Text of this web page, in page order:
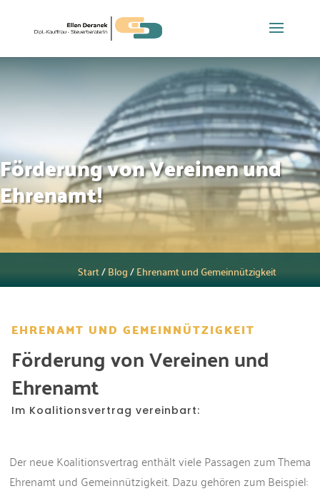
Förderung von Vereinen und
Ehrenamt!
Start/Blog/Ehrenamt und Gemeinnützigkeit
EHRENAMT UND GEMEINNÜTZIGKEIT
Förderung von Vereinen und
Ehrenamt
Im Koalitionsvertrag vereinbart:
Der neue Koalitionsvertrag enthält viele Passagen zum Thema
Ehrenamt und Gemeinnützigkeit. Dazu gehören zum Beispiel: